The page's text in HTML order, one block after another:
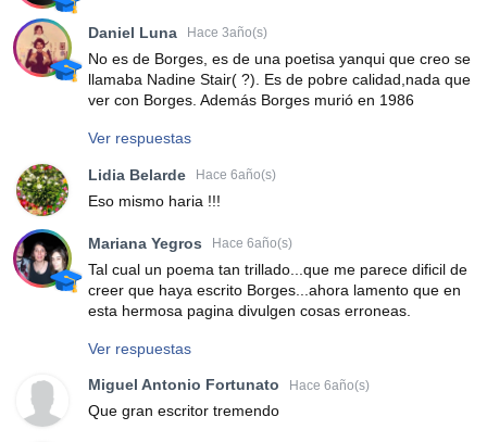
Daniel Luna Hace 3año(s)
No es de Borges, es de una poetisa yanqui que creo se
llamaba Nadine Stair( ?). Es de pobre calidad,nada que
ver con Borges. Además Borges murió en 1986
Ver respuestas
Lidia Belarde Hace 6año(s)
Eso mismo haria !!!
Mariana Yegros Hace 6año(s)
Tal cual un poema tan trillado...que me parece dificil de
creer que haya escrito Borges...ahora lamento que en
esta hermosa pagina divulgen cosas erroneas.
Ver respuestas
Miguel Antonio Fortunato Hace 6año(s)
Que gran escritor tremendo